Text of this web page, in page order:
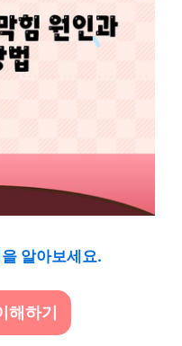
알아보세요.
해하기